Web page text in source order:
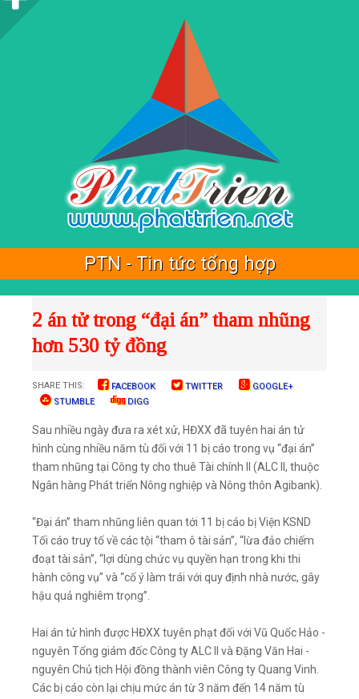
PTN - Tin tức tổng hợp
2 án tử trong “đại án” tham nhũng
hơn 530 tỷ đồng
SHARE THIS: FACEBOOK TWITTER
GOOGLE+
STUMBLE
DIGG
Sau nhiều ngày đưa ra xét xử, HĐXX đã tuyên hai án tử
hình cùng nhiều năm tù đối với 11 bị cáo trong vụ “đại án”
tham nhũng tại Công ty cho thuê Tài chính II (ALC II, thuộc
Ngân hàng Phát triển Nông nghiệp và Nông thôn Agibank).
“Đại án” tham nhũng liên quan tới 11 bị cáo bị Viện KSND
Tối cáo truy tố về các tội “tham ô tài sản”, “lừa đảo chiếm
đoạt tài sản”, “lợi dùng chức vụ quyền hạn trong khi thi
hành công vụ” và “cố ý làm trái với quy định nhà nước, gây
hậu quả nghiêm trọng”.
Hai án tử hình được HĐXX tuyên phạt đối với Vũ Quốc Hảo -
nguyên Tổng giám đốc Công ty ALC II và Đặng Văn Hai -
nguyên Chủ tịch Hội đồng thành viên Công ty Quang Vinh.
Các bị cáo còn lại chịu mức án từ 3 năm đến 14 năm tù